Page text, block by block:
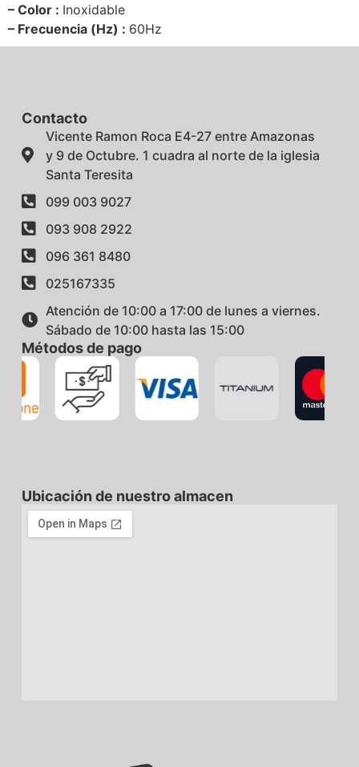
– Color : Inoxidable
– Frecuencia (Hz) : 60Hz
Contacto
Vicente Ramon Roca E4-27 entre Amazonas
y 9 de Octubre. 1 cuadra al norte de la iglesia
Santa Teresita
099 003 9027
093 908 2922
096 361 8480
025167335
Atención de 10:00 a 17:00 de lunes a viernes.
Sábado de 10:00 hasta las 15:00
Métodos de pago
Ubicación de nuestro almacen